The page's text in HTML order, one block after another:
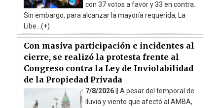
con 37 votos a favor y 33 en contra.
Sin embargo, para alcanzar la mayoría requerida, La
Libe...(+)
Con masiva participación e incidentes al
cierre, se realizó la protesta frente al
Congreso contra la Ley de Inviolabilidad
de la Propiedad Privada
7/8/2026 || A pesar del temporal de
lluvia y viento que afectó al AMBA,